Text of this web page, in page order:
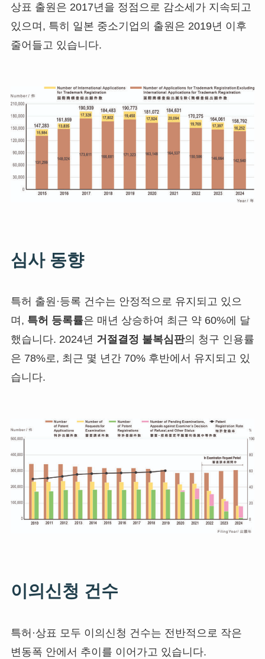
상표 출원은 2017년을 정점으로 감소세가 지속되고
있으며, 특히 일본 중소기업의 출원은 2019년 이후
줄어들고 있습니다.
심사 동향
특허 출원·등록 건수는 안정적으로 유지되고 있으
며, 특허 등록률은 매년 상승하여 최근 약 60%에 달
했습니다. 2024년 거절결정 불복심판의 청구 인용률
은 78%로, 최근 몇 년간 70% 후반에서 유지되고 있
습니다.
이의신청 건수
특허·상표 모두 이의신청 건수는 전반적으로 작은
변동폭 안에서 추이를 이어가고 있습니다.